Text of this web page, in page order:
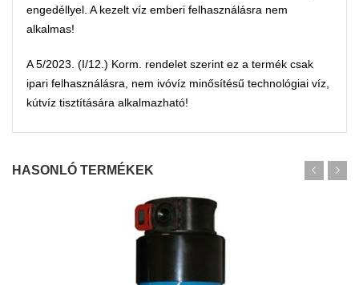
engedéllyel. A kezelt víz emberi felhasználásra nem
alkalmas!
A 5/2023. (I/12.) Korm. rendelet szerint ez a termék csak
ipari felhasználásra, nem ivóvíz minősítésű technológiai víz,
kútvíz tisztítására alkalmazható!
HASONLÓ TERMÉKEK